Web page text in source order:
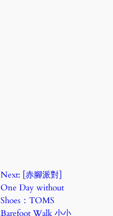
Next: [赤腳派對]
One Day without
Shoes：TOMS
Barefoot Walk 小小